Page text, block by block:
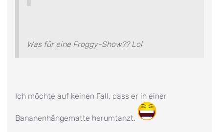
Was für eine Froggy-Show?? Lol
Ich möchte auf keinen Fall, dass er in einer
Bananenhängematte herumtanzt.